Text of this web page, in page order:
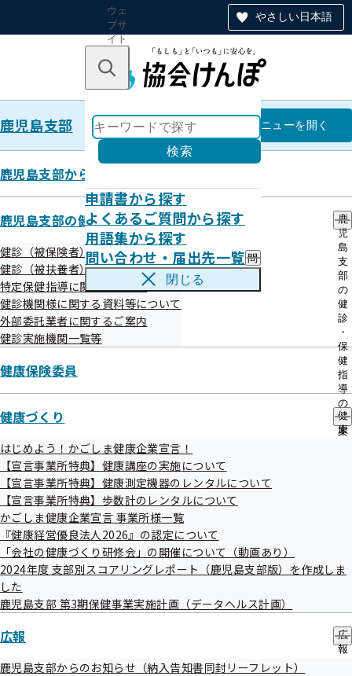
やさしい日本語
ウェ
ブサ
イト
のナ
ン
キーワードで探す
検索
申請書から探す
よくあるご質問から探す
用語集から探す
問い合わせ・届出先一覧 問
い
ュ
閉じる
鹿児島支部 鹿児島支部
メニューを開く
鹿児島支部からのお知らせ
鹿児島支部の健診・保健指導のご案内
鹿
児
島
支
部
の
健
診
・
保
健
指
導
の
ご
案
健診（被保険者）に関するご案内
健診（被扶養者）に関するご案内
特定保健指導に関するご案内
健診機関様に関する資料等について
外部委託業者に関するご案内
健診実施機関一覧等
健康保険委員
健康づくり
健
康
ー
はじめよう！かごしま健康企業宣言！
【宣言事業所特典】健康講座の実施について
【宣言事業所特典】健康測定機器のレンタルについて
【宣言事業所特典】歩数計のレンタルについて
かごしま健康企業宣言 事業所様一覧
『健康経営優良法人2026』の認定について
「会社の健康づくり研修会」の開催について（動画あり）
2024年度 支部別スコアリングレポート（鹿児島支部版）を作成しま
した
鹿児島支部 第3期保健事業実施計画（データヘルス計画）
広報
広
報
鹿児島支部からのお知らせ（納入告知書同封リーフレット）
健康づくり
はじめよう！かごしま健康企業宣言！
【宣言事業所特典】健康講座の実施に
ついて
【宣言事業所特典】健康測定機器のレ
ンタルについて
【宣言事業所特典】歩数計のレンタル